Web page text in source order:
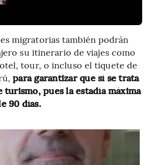
migratorias también podrán
su itinerario de viajes como
tour, o incluso el tiquete de
para garantizar que sí se trata
turismo, pues la estadía máxima
90 días.